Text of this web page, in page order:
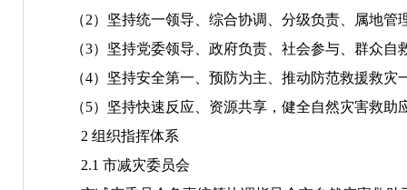
（2）坚持统一领导、综合协调、分级负责、属地管
（3）坚持党委领导、政府负责 、社会参与 、群众自
（4） 坚持安全第一、预防为主、推动防范救援救
（5）坚持快速反应、资源共享，健全自然灾害救
2 组织指挥体系
2.1 市减灾委员会